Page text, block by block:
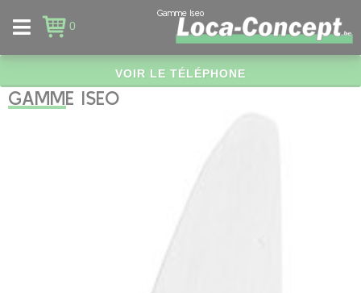
0
Gamme Iseo
VOIR LE TÉLÉPHONE
GAMME ISEO
Panneau de gestion des cookies